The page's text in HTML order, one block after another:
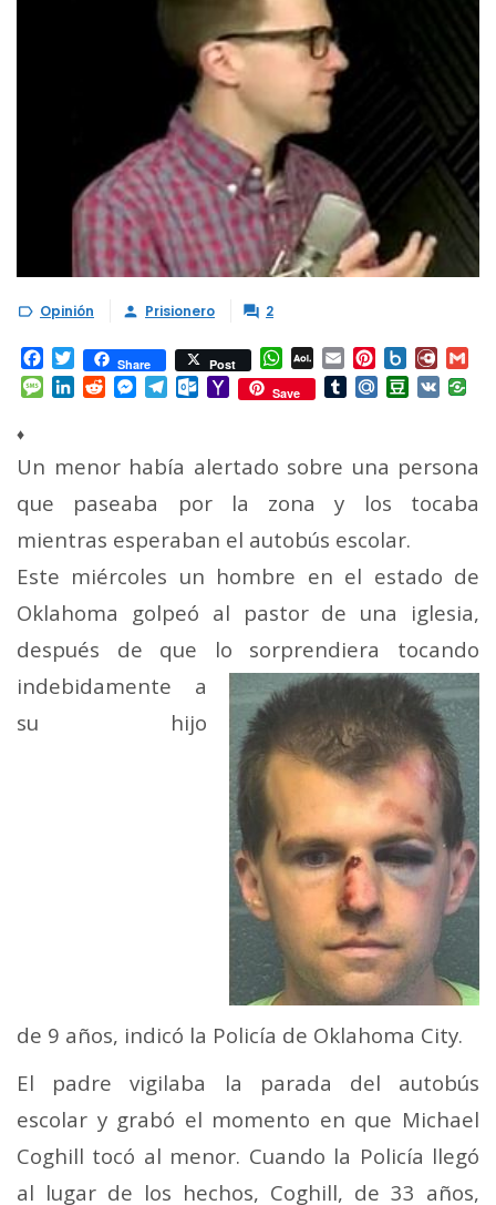
 Opinión  Prisionero  2
Facebook
TwitterShare Post WhatsApp
AOL
Mail
Email Pinterest
Box.net
Message
LinkedInRedditMessenger
TelegramOutlook.com
YahooSave TumblrMail.RuDouban
VK
♦
Un menor había alertado sobre una persona
que paseaba por la zona y los tocaba
mientras esperaban el autobús escolar.
Este miércoles un hombre en el estado de
Oklahoma golpeó al pastor de una iglesia,
después de que lo sorprendiera tocando
indebidamente a
su hijo
de 9 años, indicó la Policía de Oklahoma City.
El padre vigilaba la parada del autobús
escolar y grabó el momento en que Michael
Coghill tocó al menor. Cuando la Policía llegó
al lugar de los hechos, Coghill, de 33 años,